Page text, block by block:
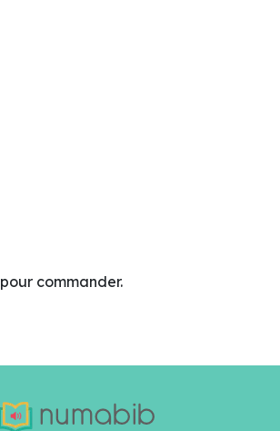
pour commander.